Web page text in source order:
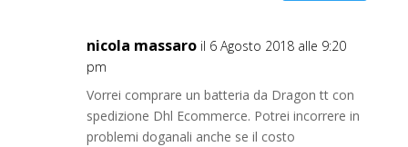
nicola massaro il 6 Agosto 2018 alle 9:20
pm
Vorrei comprare un batteria da Dragon tt con
spedizione Dhl Ecommerce. Potrei incorrere in
problemi doganali anche se il costo